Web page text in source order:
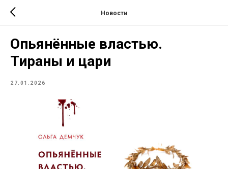
Новости
Опьянённые властью.
Тираны и цари
27.01.2026